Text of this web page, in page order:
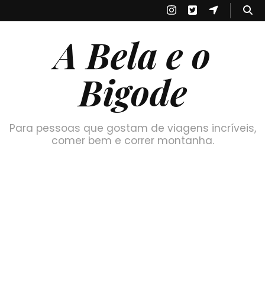
A Bela e o
Bigode
Para pessoas que gostam de viagens incríveis,
comer bem e correr montanha.